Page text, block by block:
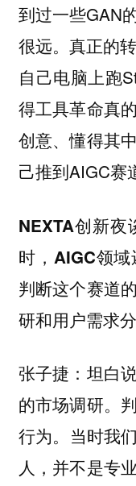
到过一些GAN
很远。真正的
自己电脑上跑
得工具革命真
创意、懂得其
己推到AIGC赛
NEXTA创新
时，AIGC领
判断这个赛道
研和用户需求
张子捷 ：坦白
的市场调研。
行为。当时我
人，并不是专